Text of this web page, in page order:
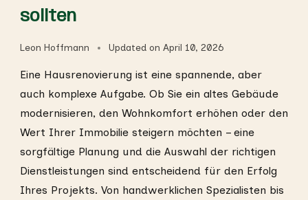
sollten
Leon Hoffmann Updated on April 10, 2026
Eine Hausrenovierung ist eine spannende, aber
auch komplexe Aufgabe. Ob Sie ein altes Gebäude
modernisieren, den Wohnkomfort erhöhen oder den
Wert Ihrer Immobilie steigern möchten – eine
sorgfältige Planung und die Auswahl der richtigen
Dienstleistungen sind entscheidend für den Erfolg
Ihres Projekts. Von handwerklichen Spezialisten bis